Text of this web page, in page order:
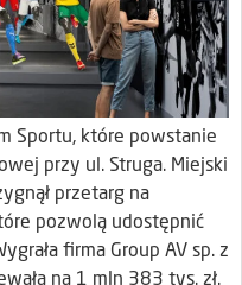
Sportu, które powstanie
przy ul. Struga. Miejski
przetarg na
pozwolą udostępnić
firma Group AV sp. z
na 1 mln 383 tys. zł.